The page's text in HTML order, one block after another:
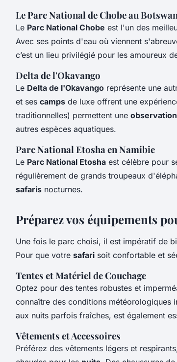
Le Parc National de Chobe au
Le Parc National Chobe est l'un des
Avec ses points d'eau où viennent
c’est un lieu privilégié pour les amoureux
Delta de l'Okavango
Le Delta de l'Okavango représente une
et ses camps de luxe offrent une
traditionnelles) permettent une observation
autres espèces aquatiques.
Parc National Etosha en Namibie
Le Parc National Etosha est célèbre pour
régulièrement de grands troupeaux
safaris nocturnes.
Préparez vos équipements
Une fois le parc choisi, il est impératif de
Pour que votre safari soit confortable et
Tentes et Matériel de Couchage
Optez pour des tentes robustes et
connaître des conditions météorologiques
aux nuits parfois fraîches, est également
Vêtements et Accessoires
Préférez des vêtements légers et